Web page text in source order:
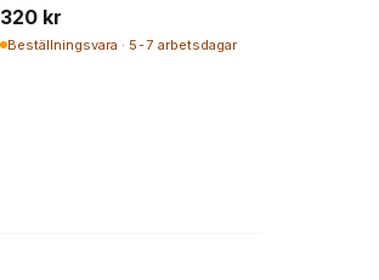
320 kr
Beställningsvara · 5-7 arbetsdagar